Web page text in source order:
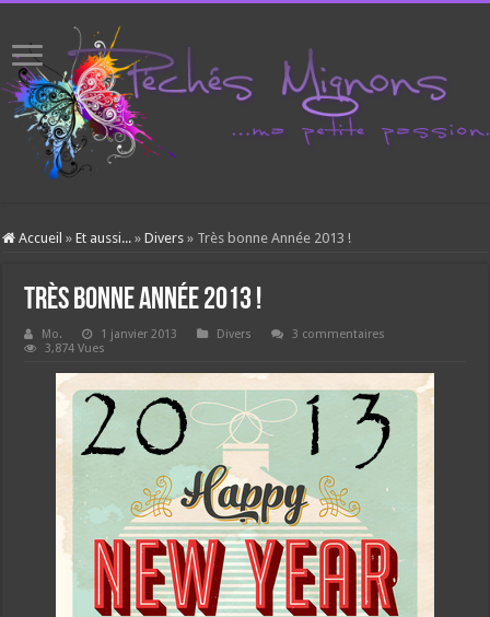
Accueil » Et aussi... » Divers » Très bonne Année 2013 !
Très bonne Année 2013 !
Mo. 1 janvier 2013 Divers
3 commentaires
3,874 Vues